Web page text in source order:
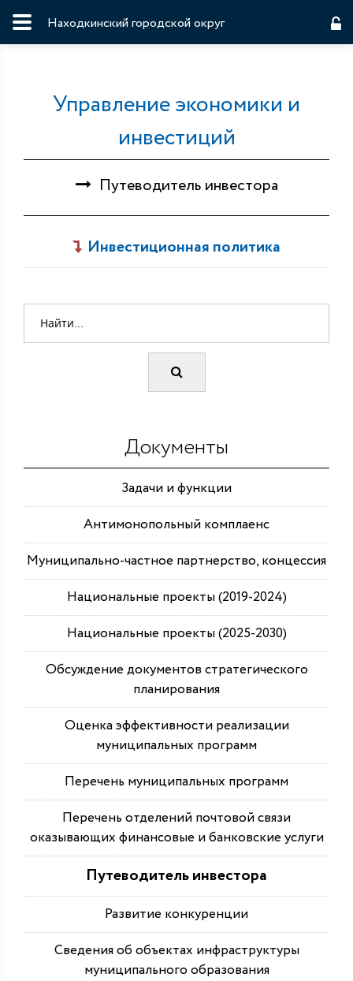
Находкинский городской округ
Управление экономики и
инвестиций
Путеводитель инвестора
Инвестиционная политика
Документы
Задачи и функции
Антимонопольный комплаенс
Муниципально-частное партнерство, концессия
Национальные проекты (2019-2024)
Национальные проекты (2025-2030)
Обсуждение документов стратегического
планирования
Оценка эффективности реализации
муниципальных программ
Перечень муниципальных программ
Перечень отделений почтовой связи
оказывающих финансовые и банковские услуги
Путеводитель инвестора
Развитие конкуренции
Сведения об объектах инфраструктуры
муниципального образования